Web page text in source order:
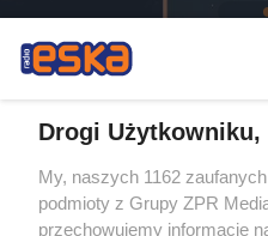
Drogi Użytkowniku,
My, naszych 1162
podmioty z Grupy ZPR
przechowujemy informacje